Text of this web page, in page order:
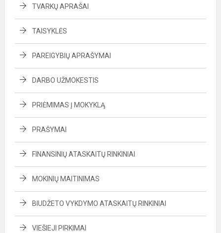
TVARKŲ APRAŠAI
TAISYKLĖS
PAREIGYBIŲ APRAŠYMAI
DARBO UŽMOKESTIS
PRIĖMIMAS Į MOKYKLĄ
PRAŠYMAI
FINANSINIŲ ATASKAITŲ RINKINIAI
MOKINIŲ MAITINIMAS
BIUDŽETO VYKDYMO ATASKAITŲ RINKINIAI
VIEŠIEJI PIRKIMAI